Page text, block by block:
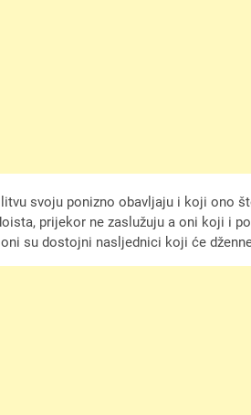
svoju ponizno obavljaju i koji ono
prijekor ne zaslužuju a oni koji i
su dostojni nasljednici koji će